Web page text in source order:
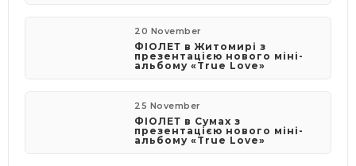
20 November
ФІОЛЕТ в Житомирі з
презентацією нового міні-
альбому «True Love»
25 November
ФІОЛЕТ в Сумах з
презентацією нового міні-
альбому «True Love»